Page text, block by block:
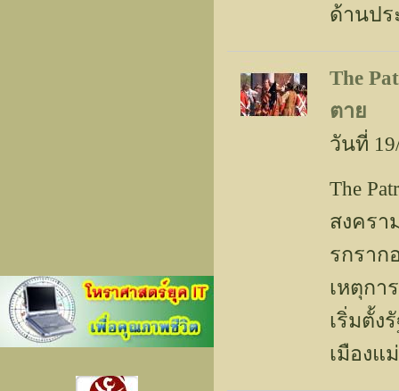
ด้านปร
The
ตาย
วันที่
The
สงคร
รกราก
เหตุกา
เริ่มตั้ง
เมืองแ